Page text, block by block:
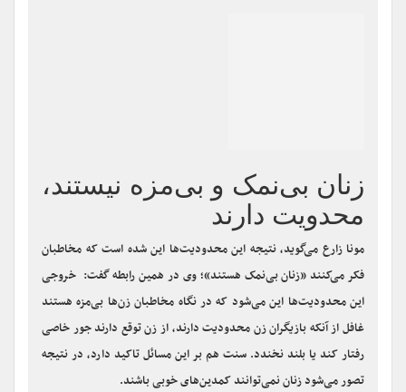
زنان بی‌نمک و بی‌مزه نیستند،
محدویت دارند
مونا زارع می‌گوید، نتیجه این محدودیت‌ها این شده است که مخاطبان
فکر می‌کنند «زنان بی‌نمک هستند»؛ وی در همین رابطه گفت: خروجی
این محدودیت‌ها این می‌شود که در نگاه مخاطبان زن‌ها بی‌مزه هستند
غافل از آنکه بازیگران زن محدودیت دارند، از زن توقع دارند جور خاصی